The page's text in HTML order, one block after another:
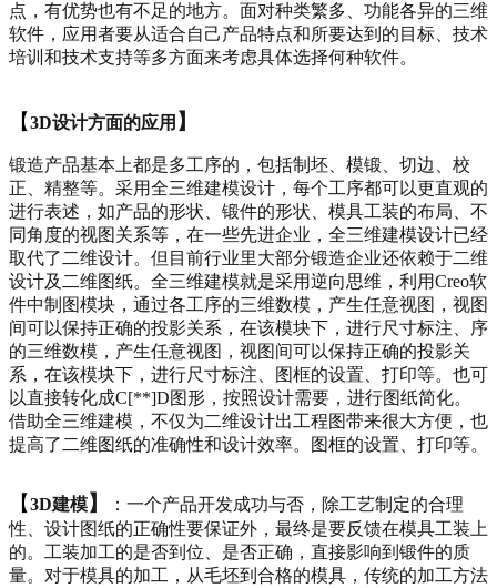
点，有优势也有不足的地方。面对种类繁多、功能各异的三维
软件，应用者要从适合自己产品特点和所要达到的目标、技术
培训和技术支持等多方面来考虑具体选择何种软件。
【3D设计方面的应用 】
锻造产品基本上都是多工序的，包括制坯、模锻、切边、校
正、精整等。采用全三维建模设计，每个工序都可以更直观的
进行表述，如产品的形状、锻件的形状、模具工装的布局、不
同角度的视图关系等，在一些先进企业，全三维建模设计已经
取代了二维设计。但目前行业里大部分锻造企业还依赖于二维
设计及二维图纸。全三维建模就是采用逆向思维，利用Creo软
件中制图模块，通过各工序的三维数模，产生任意视图，视图
间可以保持正确的投影关系，在该模块下，进行尺寸标注、
序
的三维数模，产生任意视图，视图间可以保持正确的投影关
系，在该模块下，进行尺寸标注、图框的设置、打印等。也可
以直接转化成C[**]D图形，按照设计需要，进行图纸简化。
借助全三维建模，不仅为二维设计出工程图带来很大方便，也
提高了二维图纸的准确性和设计效率。
图框的设置、打印等。
【3D建模】 ： 一个产品开发成功与否，除工艺制定的合理
性、设计图纸的正确性要保证外，最终是要反馈在模具工装上
的。工装加工的是否到位、是否正确，直接影响到锻件的质
量。对于模具的加工，从毛坯到合格的模具，传统的加工方法